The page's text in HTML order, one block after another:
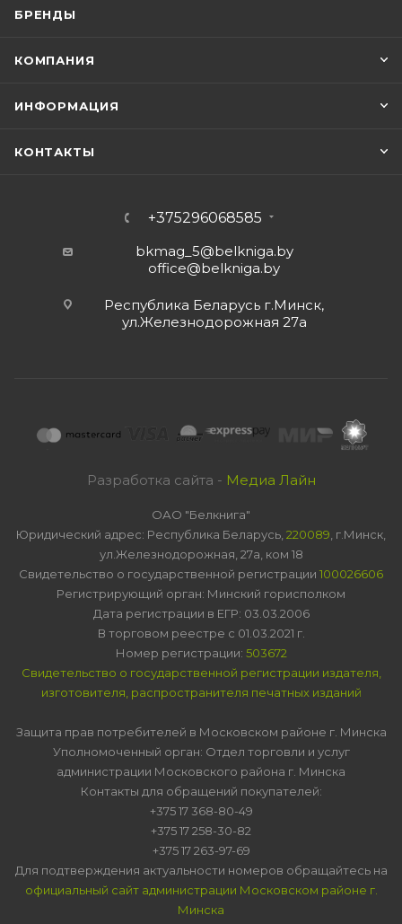
БРЕНДЫ
КОМПАНИЯ
ИНФОРМАЦИЯ
КОНТАКТЫ
+375296068585
bkmag_5@belkniga.by
office@belkniga.by
Республика Беларусь г.Минск,
ул.Железнодорожная 27а
Разработка сайта - Медиа Лайн
ОАО "Белкнига"
Юридический адрес: Республика Беларусь, 220089 , г.Минск,
ул.Железнодорожная, 27а, ком 18
Свидетельство о государственной регистрации 100026606
Регистрирующий орган: Минский горисполком
Дата регистрации в ЕГР: 03.03.2006
В торговом реестре с 01.03.2021 г.
Номер регистрации: 503672
Свидетельство о государственной регистрации издателя,
изготовителя, распространителя печатных изданий
Защита прав потребителей в Московском районе г. Минска
Уполномоченный орган: Отдел торговли и услуг
администрации Московского района г. Минска
Контакты для обращений покупателей:
+375 17 368-80-49
+375 17 258-30-82
+375 17 263-97-69
Для подтверждения актуальности номеров обращайтесь на
официальный сайт администрации Московском районе г.
Минска